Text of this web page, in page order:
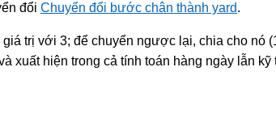
đổi Chuyển đổi bước chân thành yard.
trị với 3; để chuyển ngược lại, chia cho nó
xuất hiện trong cả tính toán hàng ngày lẫn kỹ